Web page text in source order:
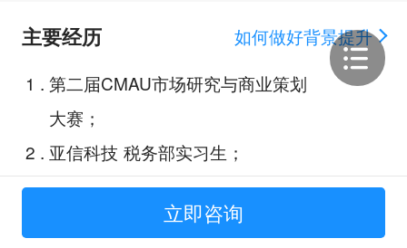
主要经历
如何做好背景提升
1 . 第二届CMAU市场研究与商业策划
大赛；
2 . 亚信科技 税务部实习生；
3.普华永道 税务部实习生；
全国高校精英挑战赛会计与商业案
立即咨询